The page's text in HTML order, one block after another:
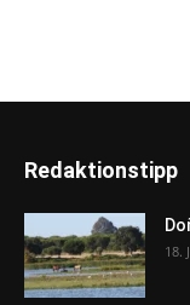
Redaktionstipp
18.